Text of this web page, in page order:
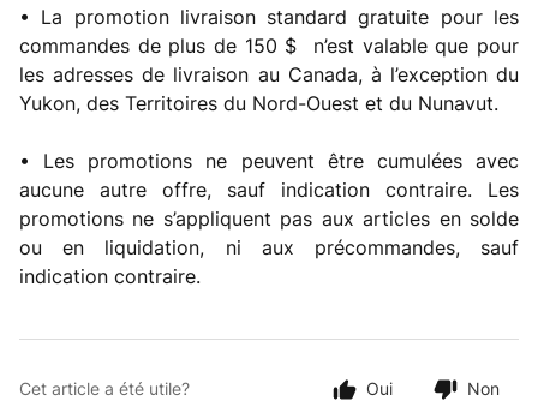
• La promotion livraison standard gratuite pour les
commandes de plus de 150 $ n’est valable que pour
les adresses de livraison au Canada, à l’exception du
Yukon, des Territoires du Nord-Ouest et du Nunavut.
• Les promotions ne peuvent être cumulées avec
aucune autre offre, sauf indication contraire. Les
promotions ne s’appliquent pas aux articles en solde
ou en liquidation, ni aux précommandes, sauf
indication contraire.
Cet article a été utile? Oui Non